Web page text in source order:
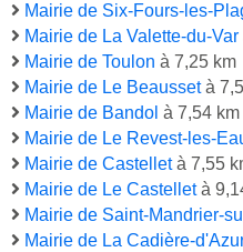
Mairie de Six-Fours-les-
Mairie de La Valette-du-Var
Mairie de Toulon à 7,25 km
Mairie de Le Beaussetà
Mairie de Bandol à 7,54 km
Mairie de Le Revest-les-
Mairie de Castelletà 7,55
Mairie de Le Castelletà
Mairie de Saint-Mandrier-
Mairie de La Cadière-